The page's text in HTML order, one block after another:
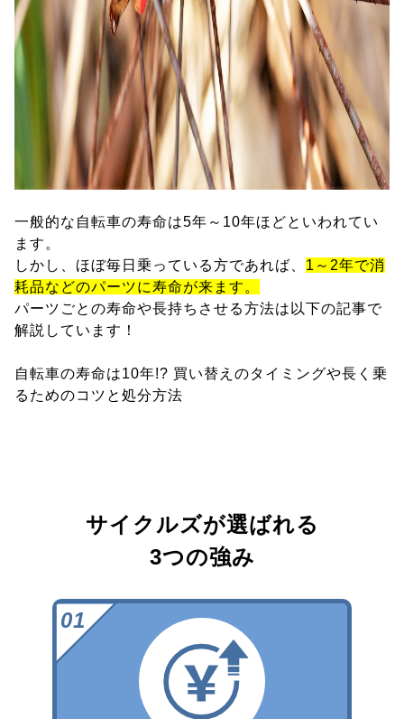
一般的な自転車の寿命は5年～10年ほどといわれてい
ます。
しかし、ほぼ毎日乗っている方であれば、 1～2年で消
耗品などのパーツに寿命が来ます。
パーツごとの寿命や長持ちさせる方法は以下の記事で
解説しています！
自転車の寿命は10年!? 買い替えのタイミングや長く乗
るためのコツと処分方法
サイクルズが選ばれる
3つの強み